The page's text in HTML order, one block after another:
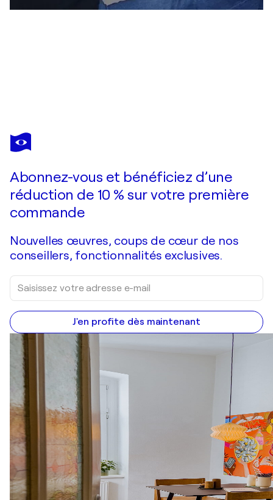
PETRA RADER
King of the world
Abonnez-vous et bénéficiez d’une
réduction de 10 % sur votre première
commande
Nouvelles œuvres, coups de cœur de nos
conseillers, fonctionnalités exclusives.
J'en profite dès maintenant